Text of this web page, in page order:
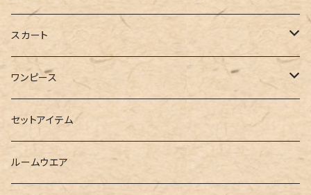
ブルゾン
ロングシャツ
ダウンジャケット
ベスト
カットソー
半袖
スウェット・パーカー
ニット
シャツ
デニム
スキニー
ショートパンツ
ハーフパンツ
スカート
ロング
ミニ
その他
ワンピース
シャツワンピース
スウェットワンピース
セットアイテム
ルームウエア